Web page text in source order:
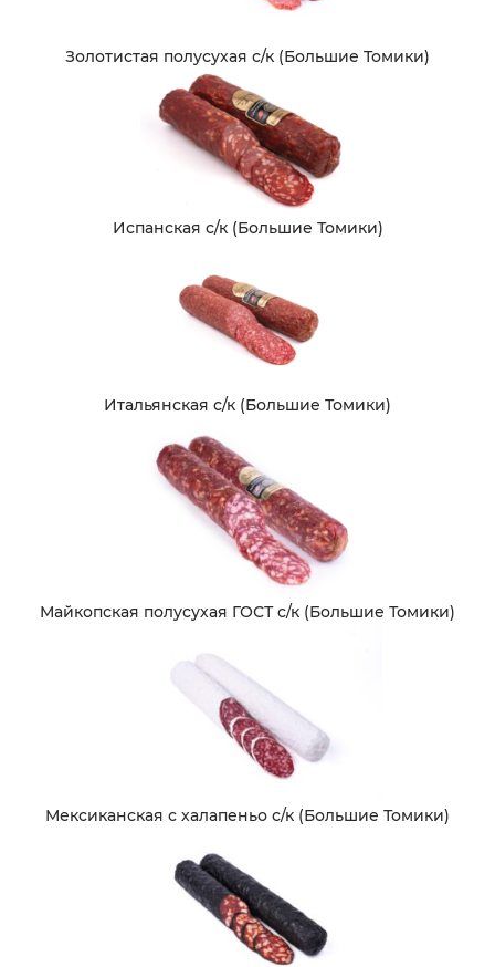
Золотистая полусухая с/к (Большие Томики)
Испанская с/к (Большие Томики)
Итальянская с/к (Большие Томики)
Майкопская полусухая ГОСТ с/к (Большие Томики)
Мексиканская с халапеньо с/к (Большие Томики)